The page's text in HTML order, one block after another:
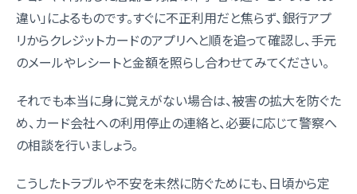
違い」によるものです。すぐに不正利用だと焦らず、銀行アプ
リからクレジットカードのアプリへと順を追って確認し、手元
のメールやレシートと金額を照らし合わせてみてください。
それでも本当に身に覚えがない場合は、被害の拡大を防ぐた
め、カード会社への利用停止の連絡と、必要に応じて警察へ
の相談を行いましょう。
こうしたトラブルや不安を未然に防ぐためにも、日頃から定